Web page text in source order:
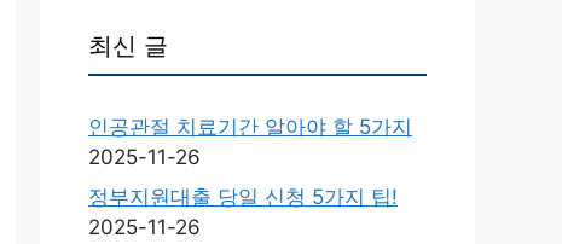
최신 글
인공관절 치료기간 알아야 할 5가지
2025-11-26
정부지원대출 당일 신청 5가지 팁!
2025-11-26